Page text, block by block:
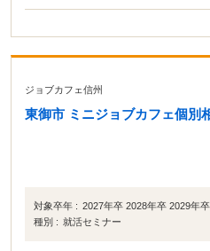
ジョブカフェ信州
東御市 ミニジョブカフェ個別
対象卒年 : 2027年卒 2028年卒 2029年
種別 : 就活セミナー